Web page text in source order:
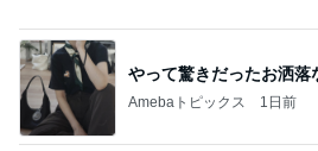
やって驚きだったお洒落
Amebaトピックス 1日前